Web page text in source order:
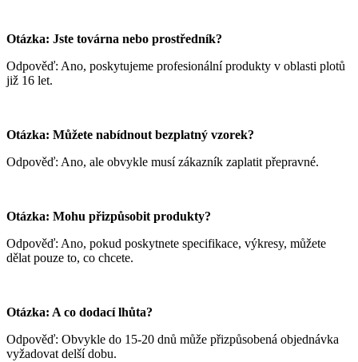
Otázka: Jste továrna nebo prostředník?
Odpověď: Ano, poskytujeme profesionální produkty v oblasti plotů
již 16 let.
Otázka: Můžete nabídnout bezplatný vzorek?
Odpověď: Ano, ale obvykle musí zákazník zaplatit přepravné.
Otázka: Mohu přizpůsobit produkty?
Odpověď: Ano, pokud poskytnete specifikace, výkresy, můžete
dělat pouze to, co chcete.
Otázka: A co dodací lhůta?
Odpověď: Obvykle do 15-20 dnů může přizpůsobená objednávka
vyžadovat delší dobu.